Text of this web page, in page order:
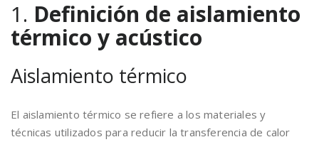
1. Definición de aislamiento
térmico y acústico
Aislamiento térmico
El aislamiento térmico se refiere a los materiales y
técnicas utilizados para reducir la transferencia de calor